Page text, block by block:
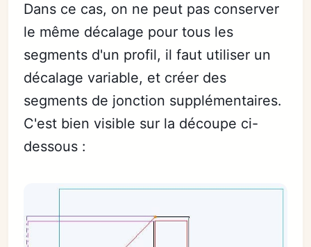
Dans ce cas, on ne peut pas conserver
le même décalage pour tous les
segments d'un profil, il faut utiliser un
décalage variable, et créer des
segments de jonction supplémentaires.
C'est bien visible sur la découpe ci-
dessous :